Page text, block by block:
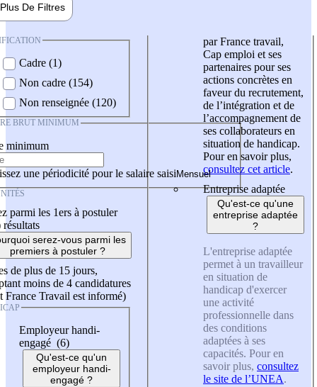
Plus De Filtres
Cadre (1)
Non cadre (154)
Non renseignée (120)
BRUT MINIMUM
minimum
une périodicité pour le salaire saisi
parmi les 1ers à postuler
résultats
serez-vous parmi les
premiers à postuler ?
de plus de 15 jours,
moins de 4 candidatures
France Travail est informé)
Employeur handi-
engagé (6)
Qu'est-ce qu'un
employeur handi-
engagé ?
par France travail,
Cap emploi et ses
partenaires pour ses
actions concrètes en
faveur du recrutement,
de l’intégration et de
l’accompagnement de
ses collaborateurs en
situation de handicap.
Pour en savoir plus,
consultez cet article.
Entreprise adaptée
Qu'est-ce qu'une
entreprise adaptée
?
L'entreprise adaptée
permet à un travailleur
en situation de
handicap d'exercer
une activité
professionnelle dans
des conditions
adaptées à ses
capacités. Pour en
savoir plus, consultez
le site de l’UNEA.